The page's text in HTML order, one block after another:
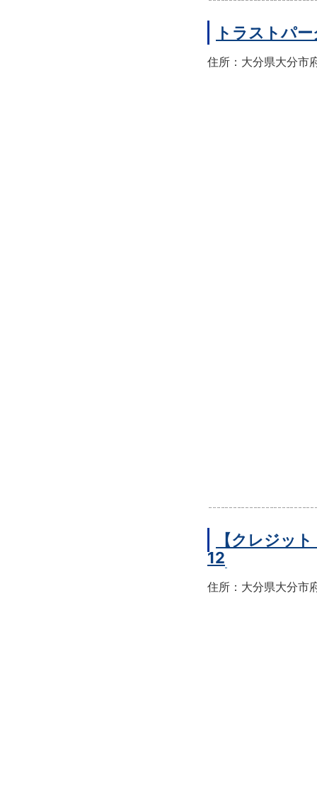
トラストパ
住所：大分県大分市
【クレジッ
12
住所：大分県大分市